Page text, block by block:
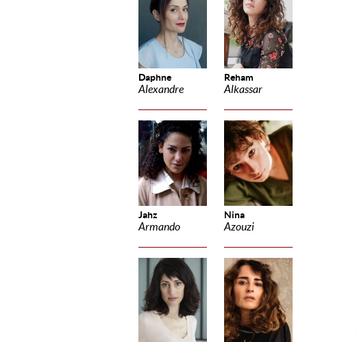
Daphne
Alexandre
Reham
Alkassar
Jahz
Armando
Nina
Azouzi